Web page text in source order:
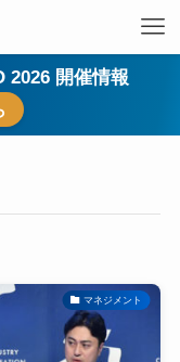
2026 開催情報
マネジメント